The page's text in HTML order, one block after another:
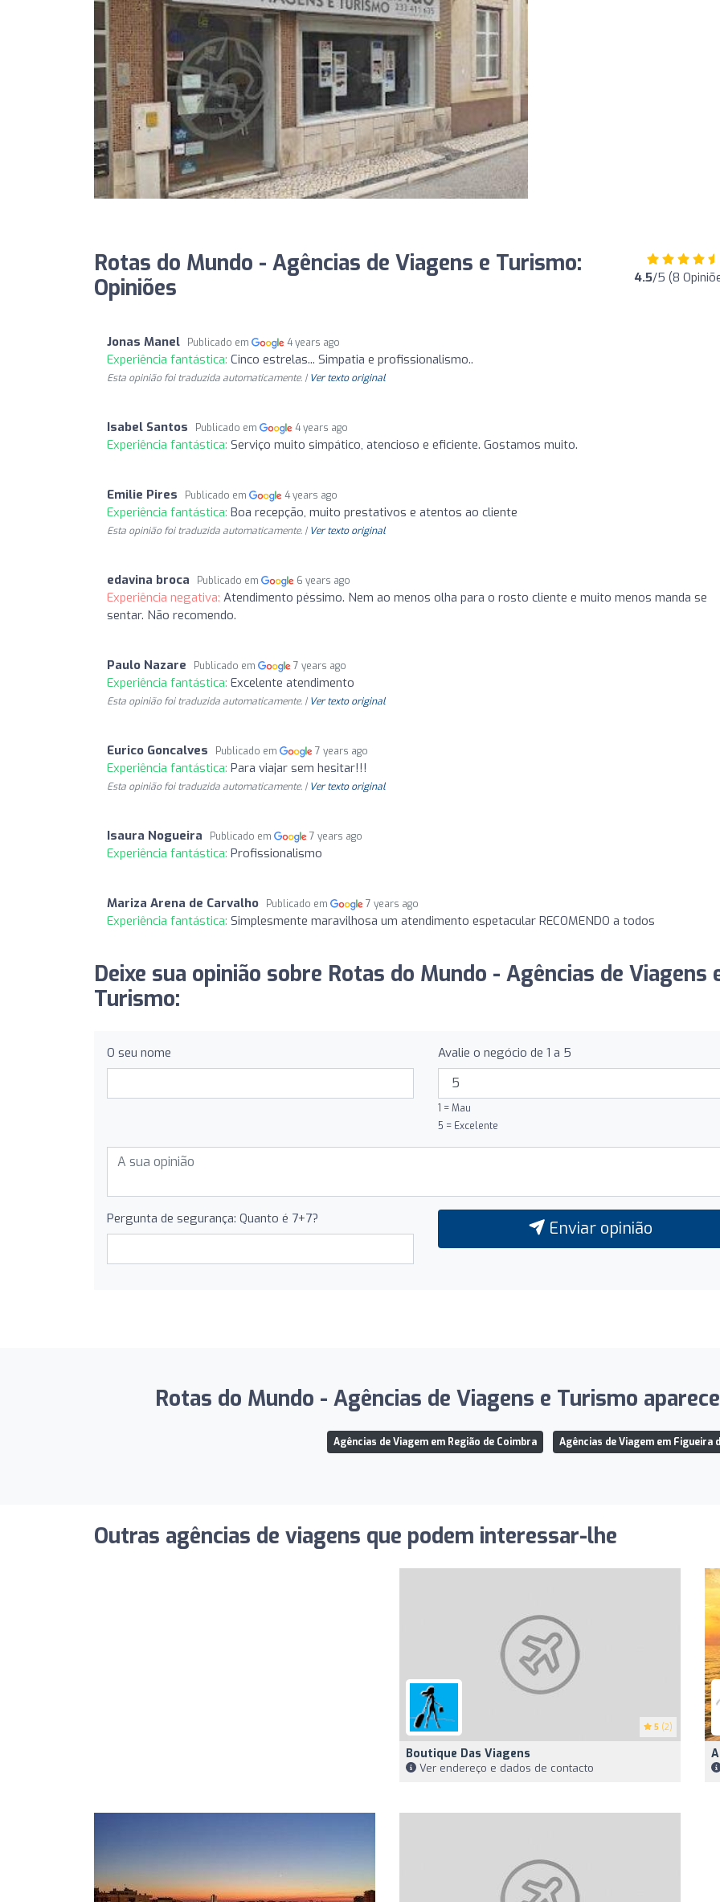
Rotas do Mundo - Agências de Viagens e Turismo:
Opiniões
4.5/5 (8
Jonas Manel Publicado em 4 years ago
Experiência fantástica: Cinco estrelas... Simpatia e profissionalismo..
Esta opinião foi traduzida automaticamente. | Ver texto original
Isabel Santos Publicado em 4 years ago
Experiência fantástica: Serviço muito simpático, atencioso e eficiente. Gostamos muito.
Emilie Pires Publicado em 4 years ago
Experiência fantástica: Boa recepção, muito prestativos e atentos ao cliente
Esta opinião foi traduzida automaticamente. | Ver texto original
edavina broca Publicado em 6 years ago
Experiência negativa: Atendimento péssimo. Nem ao menos olha para o rosto cliente e muito menos manda se
sentar. Não recomendo.
Paulo Nazare Publicado em 7 years ago
Experiência fantástica: Excelente atendimento
Esta opinião foi traduzida automaticamente. | Ver texto original
Eurico Goncalves Publicado em 7 years ago
Experiência fantástica: Para viajar sem hesitar!!!
Esta opinião foi traduzida automaticamente. | Ver texto original
Isaura Nogueira Publicado em 7 years ago
Experiência fantástica: Profissionalismo
Mariza Arena de Carvalho Publicado em 7 years ago
Experiência fantástica: Simplesmente maravilhosa um atendimento espetacular RECOMENDO a todos
Deixe sua opinião sobre Rotas do Mundo - Agências de Viagens
Turismo:
O seu nome Avalie o negócio de 1 a 5
1 = Mau
5 = Excelente
Pergunta de segurança: Quanto é 7+7? Enviar opinião
Rotas do Mundo - Agências de Viagens e Turismo
Agências de Viagem em Região de Coimbra Agências de Viagem em Figueira
Outras agências de viagens que podem interessar-lhe
5 (2)
Boutique Das Viagens
Ver endereço e dados de contacto